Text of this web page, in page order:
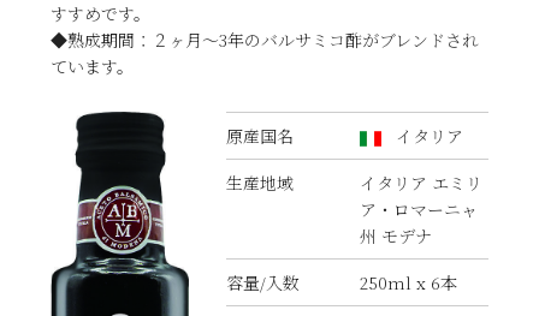
すすめです。
◆熟成期間：２ヶ月〜3年のバルサミコ酢がブレンドされ
ています。
原産国名
イタリア
生産地域
イタリア エミリ
ア・ロマーニャ
州 モデナ
容量/入数
250ml x 6本